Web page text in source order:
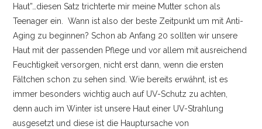
Haut”…diesen Satz trichterte mir meine Mutter schon als
Teenager ein. Wann ist also der beste Zeitpunkt um mit Anti-
Aging zu beginnen? Schon ab Anfang 20 sollten wir unsere
Haut mit der passenden Pflege und vor allem mit ausreichend
Feuchtigkeit versorgen, nicht erst dann, wenn die ersten
Fältchen schon zu sehen sind. Wie bereits erwähnt, ist es
immer besonders wichtig auch auf UV-Schutz zu achten,
denn auch im Winter ist unsere Haut einer UV-Strahlung
ausgesetzt und diese ist die Hauptursache von